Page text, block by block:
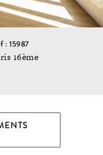
: 15987
16ème